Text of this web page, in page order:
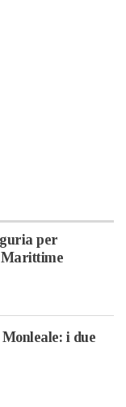
per
Marittime
i due